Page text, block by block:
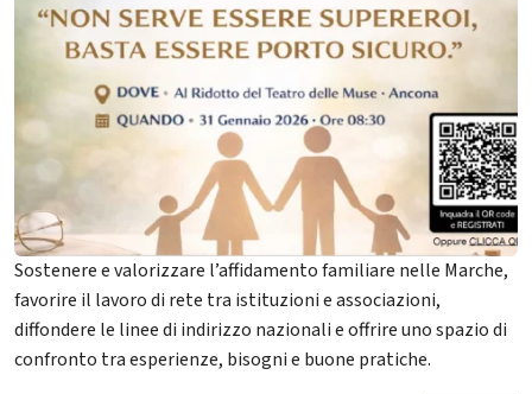
Sostenere e valorizzare l’affidamento familiare nelle Marche,
favorire il lavoro di rete tra istituzioni e associazioni,
diffondere le linee di indirizzo nazionali e offrire uno spazio di
confronto tra esperienze, bisogni e buone pratiche.